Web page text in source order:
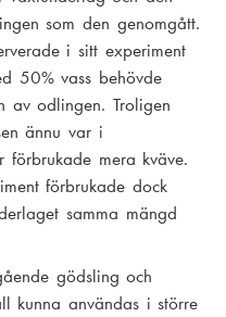
som den genomgått.
i sitt experiment
50% vass behövde
av odlingen. Troligen
ännu var i
förbrukade mera kväve.
förbrukade dock
samma mängd
gödsling och
kunna användas i större